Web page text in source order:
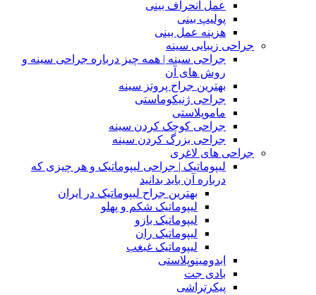
عمل انحراف بینی
پولیپ بینی
هزینه عمل بینی
جراحی زیبایی سینه
جراحی سینه | همه چیز درباره جراحی سینه و
روش های آن
بهترین جراح پروتز سینه
جراحی ژنیکوماستی
ماموپلاستی
جراحی کوچک کردن سینه
جراحی بزرگ کردن سینه
جراحی های لاغری
لیپوماتیک | جراحی لیپوماتیک و هر چیزی که
درباره آن باید بدانید
بهترین جراح لیپوماتیک در ایران
لیپوماتیک شکم و پهلو
لیپوماتیک بازو
لیپوماتیک ران
لیپوماتیک غبغب
ابدومینوپلاستی
بادی‌ جت
پیکرتراشی